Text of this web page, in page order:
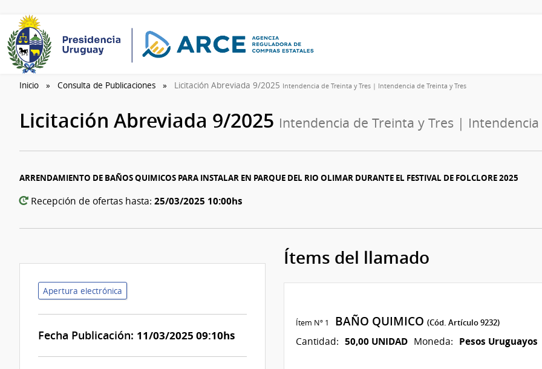
Inicio Consulta de Publicaciones Licitación Abreviada 9/2025 Intendencia de Treinta y Tres | Intendencia de Treinta y Tres
Licitación Abreviada 9/2025 Intendencia de Treinta y Tres |
ARRENDAMIENTO DE BAÑOS QUIMICOS PARA INSTALAR EN PARQUE DEL RIO OLIMAR DURANTE EL FESTIVAL DE FOLCLORE 2025
Recepción de ofertas hasta: 25/03/2025 10:00hs
Apertura electrónica
Fecha Publicación: 11/03/2025 09:10hs
Ítems del llamado
Ítem Nº 1 BAÑO QUIMICO (Cód. Artículo 9232)
Cantidad: 50,00 UNIDAD Moneda: Pesos Uruguayos